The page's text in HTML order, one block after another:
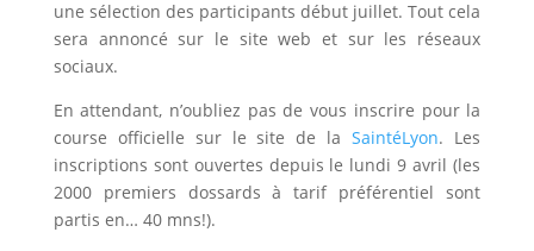
une sélection des participants début juillet. Tout cela
sera annoncé sur le site web et sur les réseaux
sociaux.
En attendant, n’oubliez pas de vous inscrire pour la
course officielle sur le site de laSaintéLyon. Les
inscriptions sont ouvertes depuis le lundi 9 avril (les
2000 premiers dossards à tarif préférentiel sont
partis en… 40 mns!).